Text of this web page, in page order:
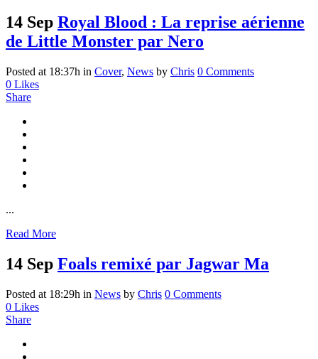
14 Sep Royal Blood : La reprise aérienne
de Little Monster par Nero
Posted at 18:37h in Cover, News by Chris 0 Comments
0 Likes
Share
...
Read More
14 Sep Foals remixé par Jagwar Ma
Posted at 18:29h in News by Chris 0 Comments
0 Likes
Share